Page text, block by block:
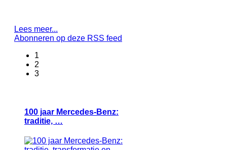
Lees meer...
Abonneren op deze RSS feed
1
2
3
100 jaar Mercedes-Benz:
traditie, …